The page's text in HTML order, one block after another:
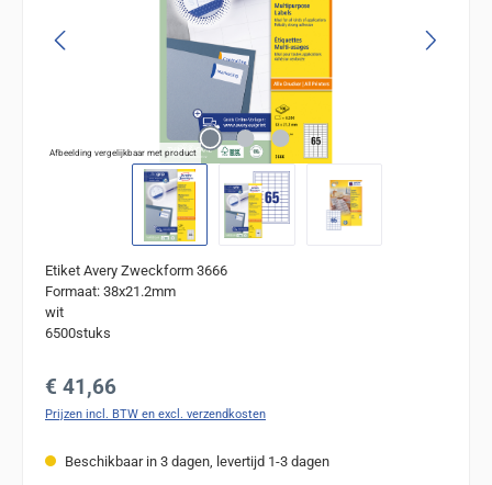
Afbeelding vergelijkbaar met product
Etiket Avery Zweckform 3666
Formaat: 38x21.2mm
wit
6500stuks
Normale prijs:
€ 41,66
Prijzen incl. BTW en excl. verzendkosten
Beschikbaar in 3 dagen, levertijd 1-3 dagen